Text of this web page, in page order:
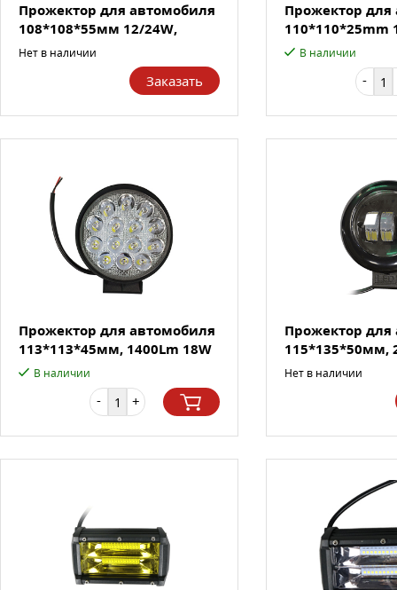
Прожектор для автомобиля
108*108*55мм 12/24W,
2200...
Нет в наличии
Заказать
Прожектор для
110*110*25mm
2300L...
В наличии
-
Прожектор для автомобиля
113*113*45мм, 1400Lm 18W
... В наличии
- +
Прожектор для
115*135*50мм,
12,5...
Нет в наличии